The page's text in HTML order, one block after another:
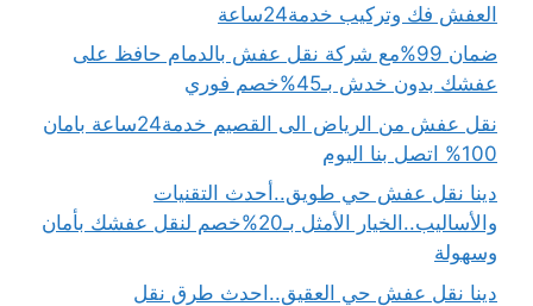
العفش فك وتركيب خدمة24ساعة
ضمان 99%مع شركة نقل عفش بالدمام حافظ على
عفشك بدون خدش بـ45%خصم فوري
نقل عفش من الرياض الى القصيم خدمة24ساعة بامان
100% اتصل بنا اليوم
دينا نقل عفش حي طويق..أحدث التقنيات
والأساليب..الخيار الأمثل بـ20%خصم لنقل عفشك بأمان
وسهولة
دينا نقل عفش حي العقيق..احدث طرق نقل